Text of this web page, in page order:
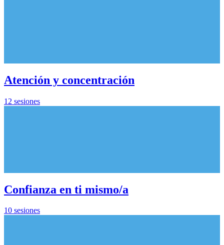
Atención y concentración
12 sesiones
Confianza en ti mismo/a
10 sesiones